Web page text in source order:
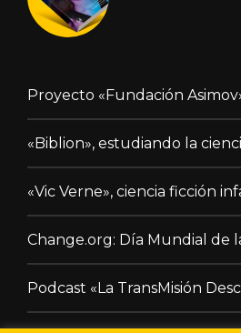
Proyecto «Fundación
«Biblion», estudiando la
«Vic Verne», ciencia ficción
Change.org: Día Mundial de
Podcast «La TransMisión